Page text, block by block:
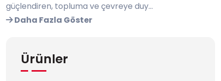
güçlendiren, topluma ve çevreye duy...
Daha Fazla Göster
Ürünler